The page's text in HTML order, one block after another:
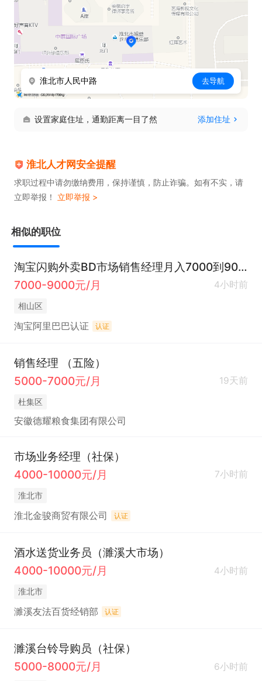
试用期1个月内，无业绩要求，参加培训及学习是你最
重要的工作。3个月后参加转正考核
点击屏幕下方小电话，创建并投递简历，即可与企业
联系时请说是在淮北人才网看到的~
淮北市人民中路 去导航
设置家庭住址，通勤距离一目了然 添加住址
淮北人才网安全提醒
求职过程中请勿缴纳费用，保持谨慎，防止诈骗。如有不实，请
立即举报！ 立即举报 >
相似的职位
淘宝闪购外卖BD市场销售经理月入7000到9000
7000-9000元/月
4小时前
相山区
淘宝阿里巴巴认证 认证
销售经理 （五险）
5000-7000元/月
19天前
杜集区
安徽德耀粮食集团有限公司
市场业务经理（社保）
4000-10000元/月
7小时前
淮北市
淮北金骏商贸有限公司 认证
酒水送货业务员（濉溪大市场）
4000-10000元/月
4小时前
淮北市
濉溪友法百货经销部 认证
濉溪台铃导购员（社保）
5000-8000元/月
6小时前